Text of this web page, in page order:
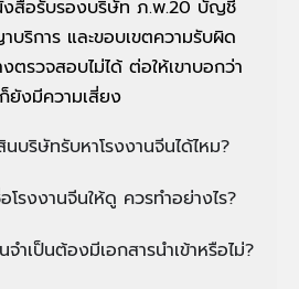
งสือรับรองบริษัท ภ.พ.20 บัญชี
ริการ และขอบเขตความรับผิด
ตรวจสอบไม่ได้ ต่อให้เขาบอกว่า
ยังมีความเสี่ยง
บริษัทรับหาโรงงานจีนได้ไหม?
โรงงานจีนให้ดู ควรทำอย่างไร?
ำเป็นต้องมีเอกสารนำเข้าหรือไม่?